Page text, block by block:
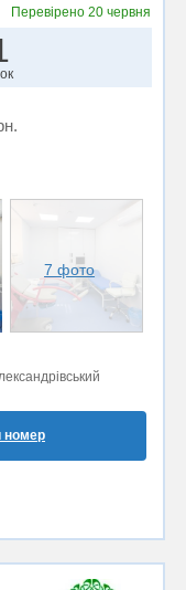
Перевірено20 червня
7 фото
номер